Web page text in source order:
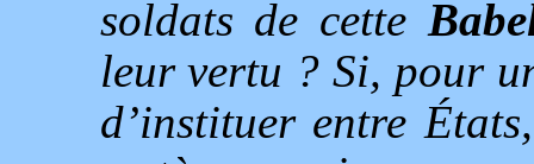
soldats de cette
leur vertu ? Si, pour
d’instituer entre